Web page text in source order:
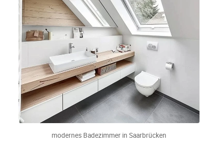
modernes Badezimmer in Saarbrücken